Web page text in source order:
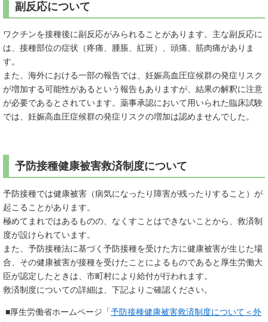
副反応について
ワクチンを接種後に副反応がみられることがあります。主な副反応に
は、接種部位の症状（疼痛、腫脹、紅斑）、頭痛、筋肉痛がありま
す。
また、海外における一部の報告では、妊娠高血圧症候群の発症リスク
が増加する可能性があるという報告もありますが、結果の解釈に注意
が必要であるとされています。薬事承認において用いられた臨床試験
では、妊娠高血圧症候群の発症リスクの増加は認めませんでした。​
予防接種健康被害救済制度について
予防接種では健康被害（病気になったり障害が残ったりすること）が
起こることがあります。
極めてまれではあるものの、なくすことはできないことから、救済制
度が設けられています。
また、​予防接種法に基づく予防接種を受けた方に健康被害が生じた場
合、その健康被害が接種を受けたことによるものであると厚生労働大
臣が認定したときは、市町村により給付が行われます。
救済制度についての詳細は、下記よりご確認ください。
■厚生労働省ホームページ「 予防接種健康被害救済制度について＜外